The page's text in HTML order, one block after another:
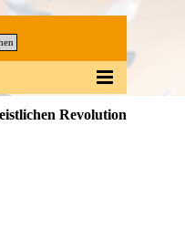
Revolution